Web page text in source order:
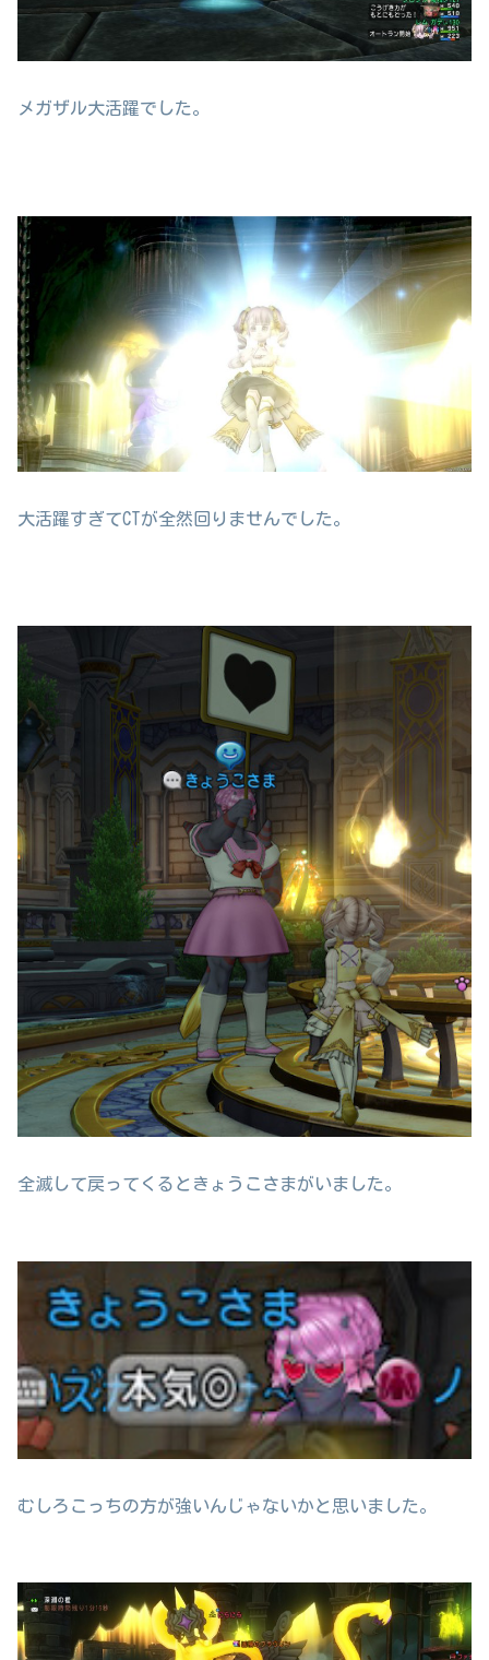
メガザル大活躍でした。
大活躍すぎてCTが全然回りませんでした。
全滅して戻ってくるときょうこさまがいました。
むしろこっちの方が強いんじゃないかと思いました。